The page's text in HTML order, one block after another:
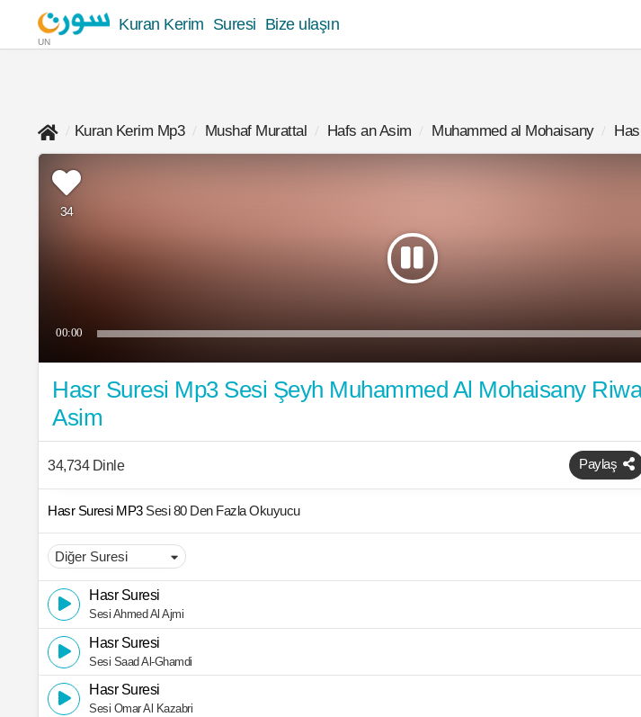
UN
Kuran Kerim Suresi Bize ulaşın
Kuran Kerim Mp3 Mushaf Murattal Hafs an Asim Muhammed al Mohaisany
34
00:00
Hasr Suresi Mp3 Sesi Şeyh Muhammed Al Mohaisany
Asim
34,734 Dinle Paylaş
Hasr Suresi MP3 Sesi 80 Den Fazla Okuyucu
Hasr Suresi
Sesi Ahmed Al Ajmi
Hasr Suresi
Sesi Saad Al-Ghamdi
Hasr Suresi
Sesi Omar Al Kazabri